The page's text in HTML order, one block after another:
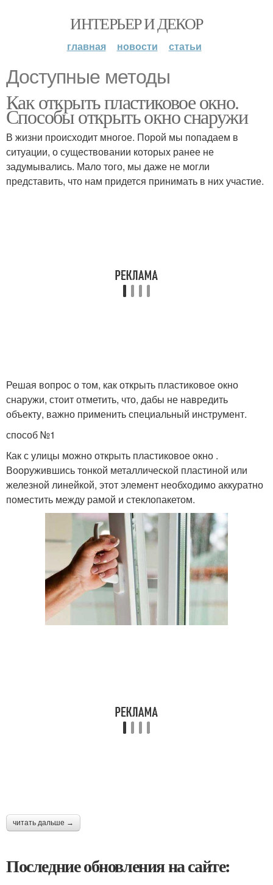
ИНТЕРЬЕР И ДЕКОР
главная новости статьи
Доступные методы
Как открыть пластиковое окно.
Способы открыть окно снаружи
В жизни происходит многое. Порой мы попадаем в
ситуации, о существовании которых ранее не
задумывались. Мало того, мы даже не могли
представить, что нам придется принимать в них участие.
Решая вопрос о том, как открыть пластиковое окно
снаружи, стоит отметить, что, дабы не навредить
объекту, важно применить специальный инструмент.
способ №1
Как с улицы можно открыть пластиковое окно .
Вооружившись тонкой металлической пластиной или
железной линейкой, этот элемент необходимо аккуратно
поместить между рамой и стеклопакетом.
читать дальше →
Последние обновления на сайте: